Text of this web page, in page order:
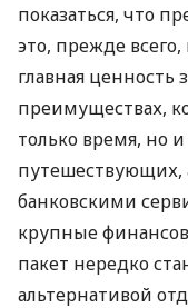
показаться, что
это, прежде
главная ценность
преимуществах,
только время, но
путешествующих,
банковскими
крупные
пакет нередко
альтернативой